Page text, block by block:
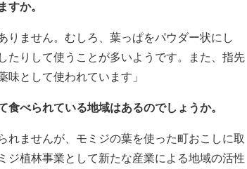
すか。
りません。むしろ、葉っぱをパウダー状にし
たりして使うことが多いようです。また、指先
として使われています」
べられている地域はあるのでしょうか。
れませんが、モミジの葉を使った町おこしに取
ジ植林事業として新たな産業による地域の活性